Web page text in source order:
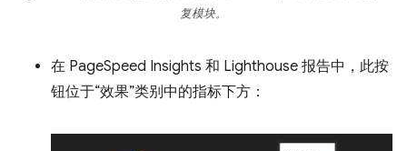
复模块。
在 PageSpeed Insights 和 Lighthouse 报告中，此按
钮位于“效果”类别中的指标下方：